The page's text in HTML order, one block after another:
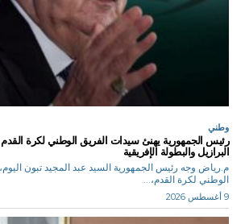
وطني
رئيس الجمهورية يهنئ سيدات الفريق الوطني لكرة القدم
البرازيل والبطولة الإفريقية
م.رياض وجه رئيس الجمهورية السيد عبد المجيد تبون
الوطني لكرة القدم،...
9 أغسطس 2026